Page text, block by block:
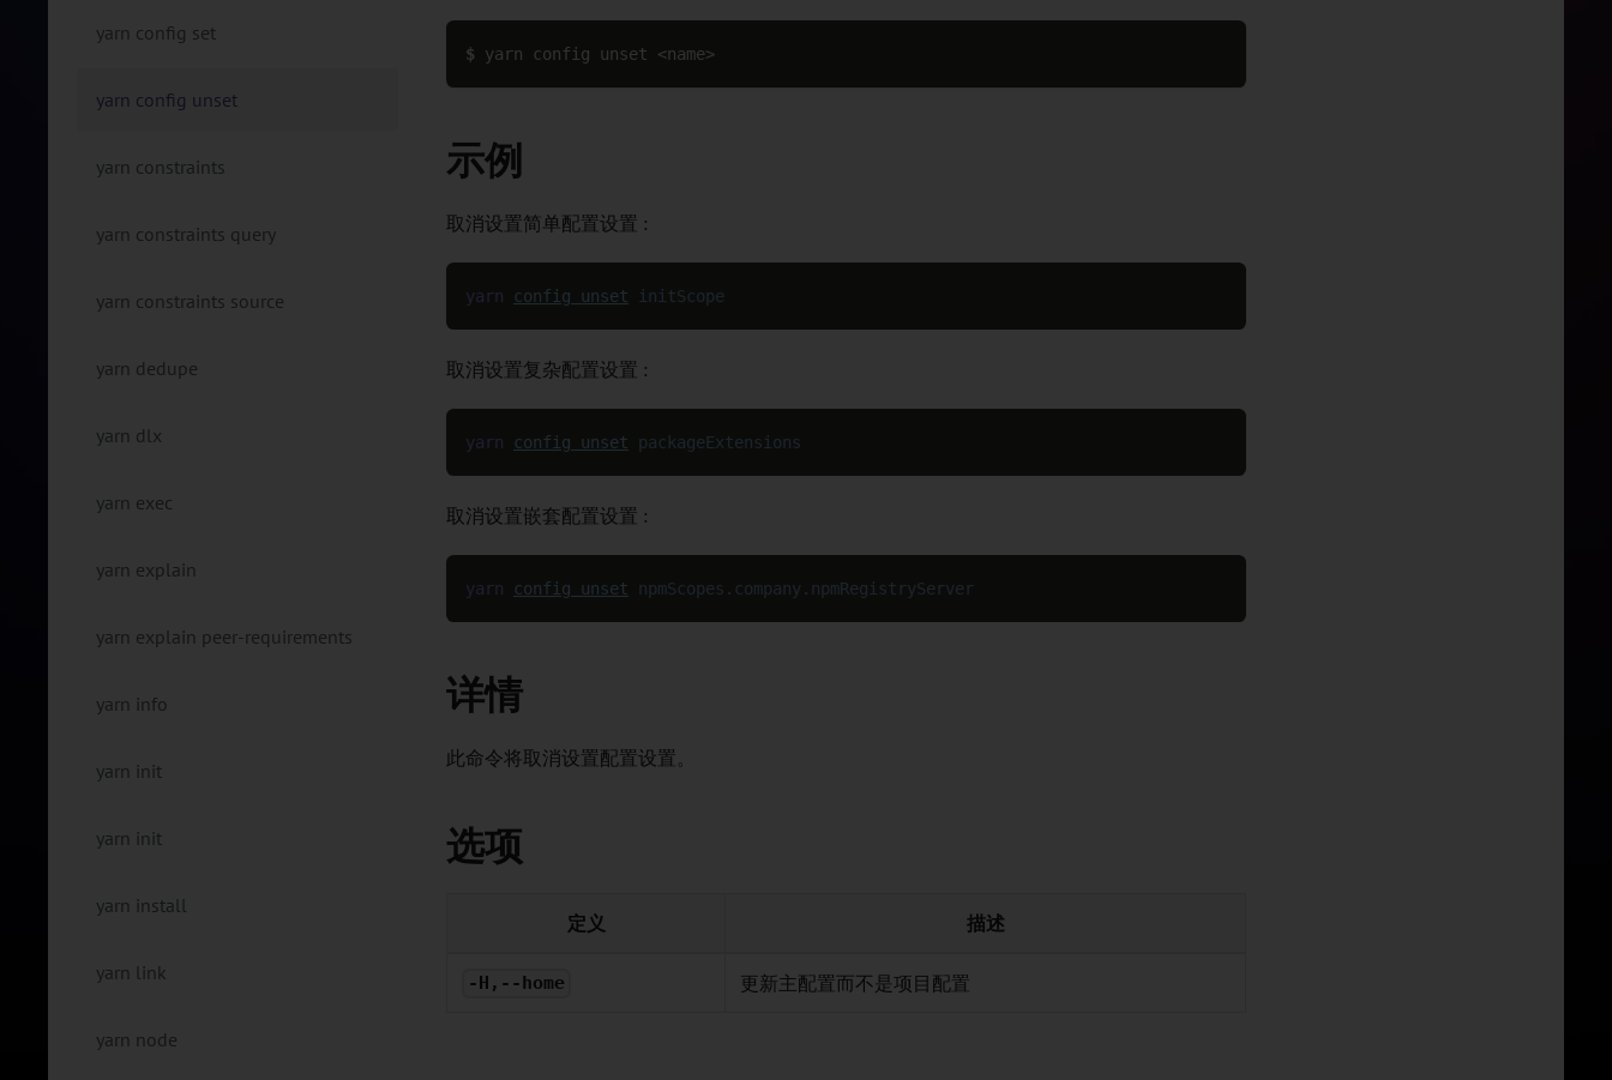
yarn config set
yarn config unset
yarn constraints
yarn constraints query
yarn constraints source
yarn dedupe
yarn dlx
yarn exec
yarn explain
yarn explain peer-requirements
yarn info
yarn init
yarn init
yarn install
yarn link
yarn node
$ yarn config unset <name>
示例
取消设置简单配置设置 :
yarn config unset initScope
取消设置复杂配置设置 :
yarn config unset packageExtensions
取消设置嵌套配置设置 :
yarn config unset npmScopes.company.npmRegistryServer
详情
此命令将取消设置配置设置。
选项
定义 描述
-H,--home 更新主配置而不是项目配置